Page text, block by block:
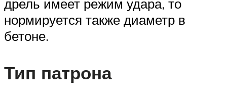
дрель имеет режим удара, то
нормируется также диаметр в
бетоне.
Тип патрона